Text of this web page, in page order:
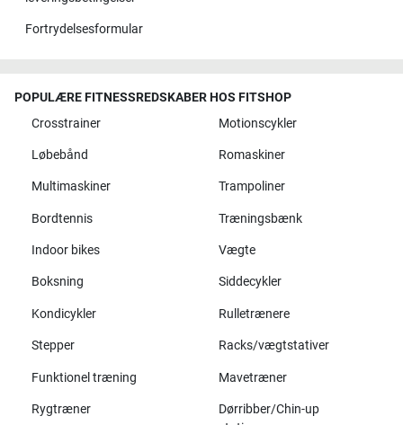
Fortrydelsesformular
POPULÆRE FITNESSREDSKABER HOS FITSHOP
Crosstrainer
Motionscykler
Løbebånd Romaskiner
Multimaskiner Trampoliner
Bordtennis Træningsbænk
Indoor bikes Vægte
Boksning Siddecykler
Kondicykler Rulletrænere
Stepper Racks/vægtstativer
Funktionel træning Mavetræner
Rygtræner
Dørribber/Chin-up